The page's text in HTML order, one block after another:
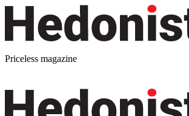
Priceless magazine